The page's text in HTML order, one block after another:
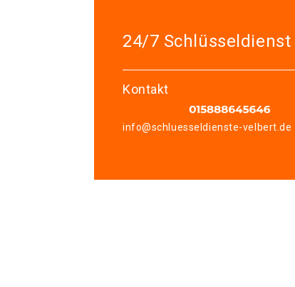
24/7
Kontakt
info@schluesseldienste-velbert.de